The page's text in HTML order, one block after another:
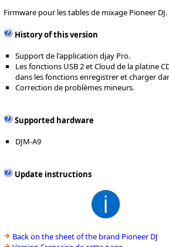
Firmware pour les tables de mixage Pioneer DJ.
History of this version
Support de l'application djay Pro.
Les fonctions USB 2 et Cloud de la platine
dans les fonctions enregistrer et charger
Correction de problèmes mineurs.
Supported hardware
DJM-A9
Update instructions
Back on the sheet of the brand Pioneer DJ